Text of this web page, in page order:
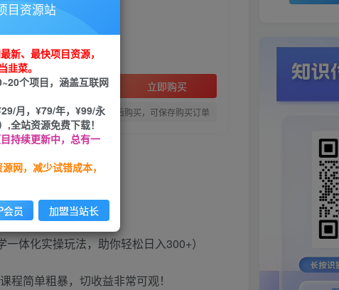
立即购买
您当前未登录！建议登陆后购买，可保存购买订单
入300+【揭秘】
体化实操玩法，助你轻松日入300+）
简单粗暴，切收益非常可观！
目资源站
新、最快项目资源，
韭菜。
个项目，涵盖互联网
月，¥79/年，¥99/永
,全站资源免费下载！
持续更新中，总有一
网，减少试错成本，
会员 加盟当站长